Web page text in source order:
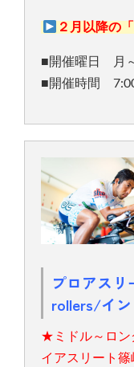
２月以降の
■開催曜日 月
■開催時間 7:00
プロアスリ
rollers/イン
★ミドル～ロン
イアスリート